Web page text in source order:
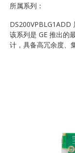
所属系列：
DS200VPBLG1ADD
该系列是 GE 推出的
计，具备高冗余度、